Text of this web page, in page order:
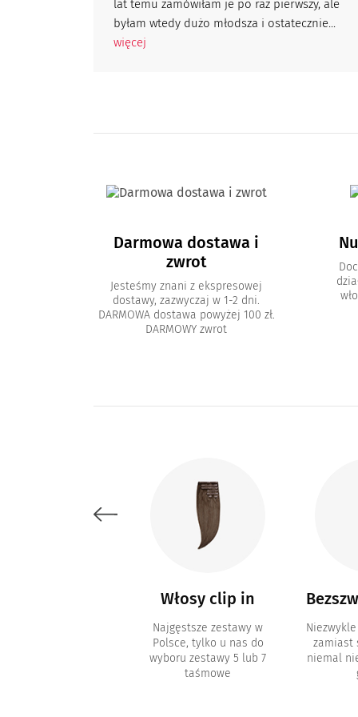
lat temu zamówiłam je po raz pierwszy, ale
byłam wtedy dużo młodsza i ostatecznie...
więcej
Darmowa dostawa i
zwrot
Jesteśmy znani z ekspresowej
dostawy, zazwyczaj w 1-2 dni.
DARMOWA dostawa powyżej 100 zł.
DARMOWY zwrot
Włosy clip in
Najgęstsze zestawy w
Polsce, tylko u nas do
wyboru zestawy 5 lub 7
taśmowe
zamiast
niemal